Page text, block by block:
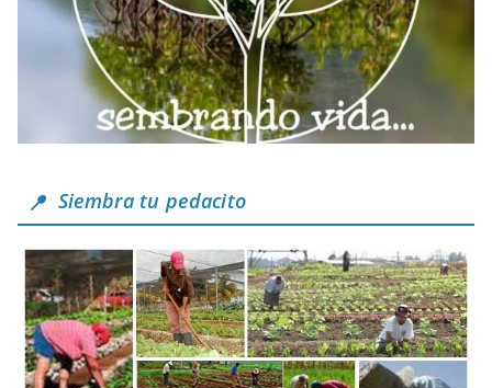
Siembra tu pedacito